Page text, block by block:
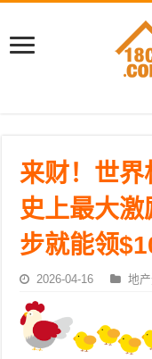
来财！世
史上最大
步就能领
2026-04-16 地